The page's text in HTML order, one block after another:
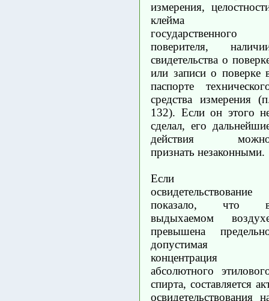
измерения,
клейма
государственного
поверителя,
свидетельства о
или записи о поверке
паспорте
средства измерения
132). Если он этого
сделал, его
действия
признать незаконными.
Если
освидетельствование
показало, что
выдыхаемом
превышена
допустимая
концентрация
абсолютного
спирта, составляется
освидетельствования